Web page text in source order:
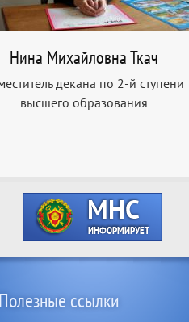
Нина Михайловна Ткач
декана по 2-й ступени
высшего образования
Полезные ссылки